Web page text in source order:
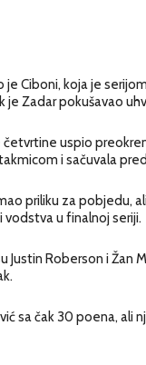
Ciboni, koja je
je Zadar pokušavao
uspio
i sačuvala
priliku za pobjedu,
u finalnoj seriji.
Roberson i Žan
sa čak 30 poena,